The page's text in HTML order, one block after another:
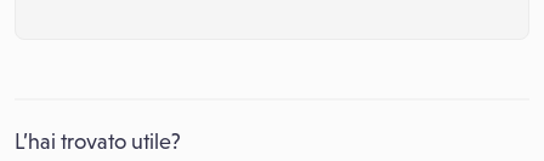
L’hai trovato utile?